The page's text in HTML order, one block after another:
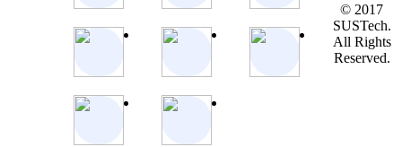
© 2017
SUSTech.
All Rights
Reserved.